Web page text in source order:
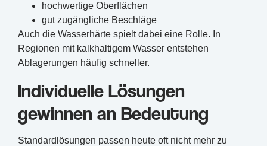
hochwertige Oberflächen
gut zugängliche Beschläge
Auch die Wasserhärte spielt dabei eine Rolle. In
Regionen mit kalkhaltigem Wasser entstehen
Ablagerungen häufig schneller.
Individuelle Lösungen
gewinnen an Bedeutung
Standardlösungen passen heute oft nicht mehr zu